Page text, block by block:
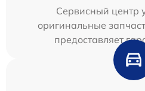
Сервисный центр
оригинальные
предоставляет